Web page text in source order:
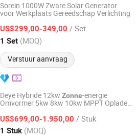
Sorein 1000W Zware Solar Generator
voor Werkplaats Gereedschap Verlichting
US$299,00-349,00 / Set
1 Set (MOQ)
Verstuur aanvraag
Deye Hybride 12kw Zonne-energie
Omvormer 5kw 8kw 10kw MPPT Oplader
Driefase Hybride Omvormer voor Thuis
Energie Opslagsysteem
US$699,00-1.950,00 / Stuk
1 Stuk (MOQ)
Co., Ltd.
Sinds 2022